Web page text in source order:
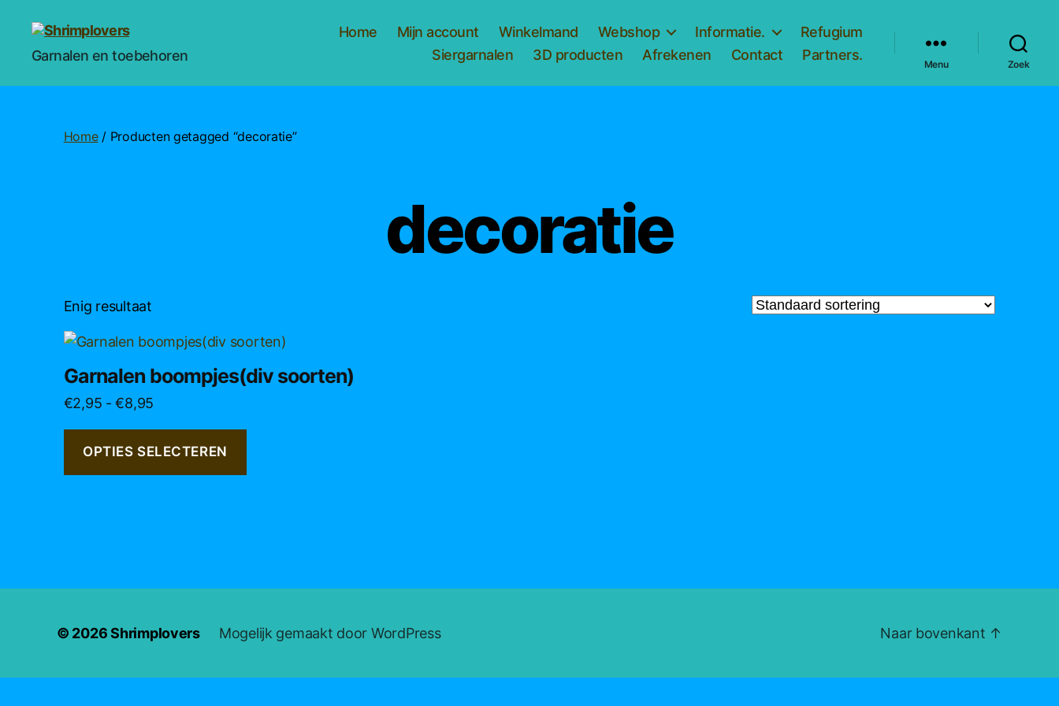
Shrimplovers
Garnalen en toebehoren
Home Mijn account Winkelmand Webshop Informatie.
Refugium
Siergarnalen
3D producten Afrekenen Contact Partners.
Menu Zoek
Home/ Producten getagged “decoratie”
decoratie
Enig resultaat
Garnalen boompjes(div soorten)
€2,95 - €8,95
tot
OPTIES SELECTEREN
Dit
heeft
meerdere
variaties.
Deze
© 2026Shrimplovers Mogelijk gemaakt door WordPress Naar bovenkant ↑